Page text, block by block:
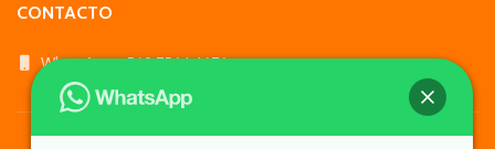
CONTACTO
WhatsApp: +569 7564 4676